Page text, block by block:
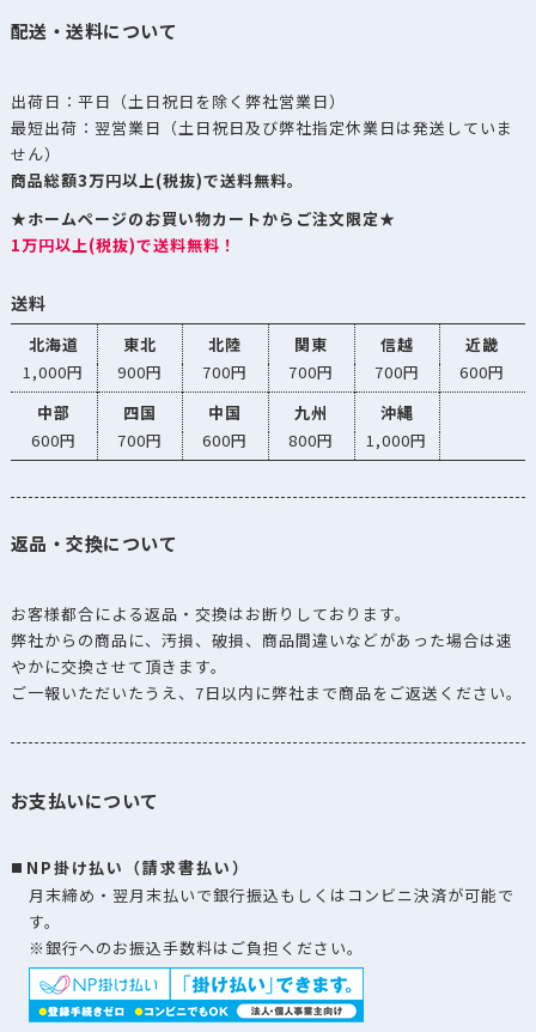
配送・送料について
出荷日：平日（土日祝日を除く弊社営業日）
最短出荷：翌営業日（土日祝日及び弊社指定休業日は発送していま
せん）
商品総額3万円以上(税抜)で送料無料。
★ホームページのお買い物カートからご注文限定★
1万円以上(税抜)で送料無料！
送料
北海道 東北 北陸 関東 信越
近畿
1,000円
900円 700円 700円 700円
600円
中部
四国 中国 九州
沖縄
600円
700円 600円 800円 1,000円
返品・交換について
お客様都合による返品・交換はお断りしております。
弊社からの商品に、汚損、破損、商品間違いなどがあった場合は速
やかに交換させて頂きます。
ご一報いただいたうえ、7日以内に弊社まで商品をご返送ください。
お支払いについて
NP掛け払い（請求書払い）
月末締め・翌月末払いで銀行振込もしくはコンビニ決済が可能で
す。
※銀行へのお振込手数料はご負担ください。